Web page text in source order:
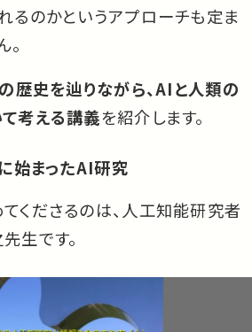
るのかというアプローチも定ま
。
歴史を辿りながら、AIと人類の
考える講義を紹介します。
始まったAI研究
くださるのは、人工知能研究者
生です。